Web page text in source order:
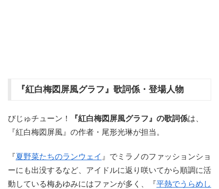
『紅白梅図屏風グラフ』歌詞係・登場人物
びじゅチューン！ 『紅白梅図屏風グラフ』の歌詞係は、
『紅白梅図屏風』の作者・尾形光琳が担当。
『夏野菜たちのランウェイ 』でミラノのファッションショ
ーにも出没するなど、アイドルに返り咲いてから順調に活
動している梅あゆみにはファンが多く、『平熱でうらめし